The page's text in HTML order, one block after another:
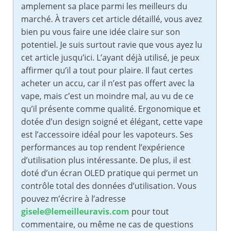
amplement sa place parmi les meilleurs du
marché. À travers cet article détaillé, vous avez
bien pu vous faire une idée claire sur son
potentiel. Je suis surtout ravie que vous ayez lu
cet article jusqu’ici. L’ayant déjà utilisé, je peux
affirmer qu’il a tout pour plaire. Il faut certes
acheter un accu, car il n’est pas offert avec la
vape, mais c’est un moindre mal, au vu de ce
qu’il présente comme qualité. Ergonomique et
dotée d’un design soigné et élégant, cette vape
est l’accessoire idéal pour les vapoteurs. Ses
performances au top rendent l’expérience
d’utilisation plus intéressante. De plus, il est
doté d’un écran OLED pratique qui permet un
contrôle total des données d’utilisation. Vous
pouvez m’écrire à l’adresse
gisele@lemeilleuravis.com pour tout
commentaire, ou même ne cas de questions